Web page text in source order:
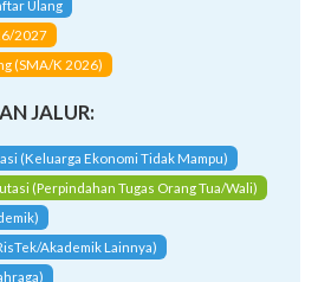
Ulang
2027
(SMA/K 2026)
JALUR:
(Keluarga Ekonomi Tidak Mampu)
(Perpindahan Tugas Orang Tua/Wali)
Akademik Lainnya)